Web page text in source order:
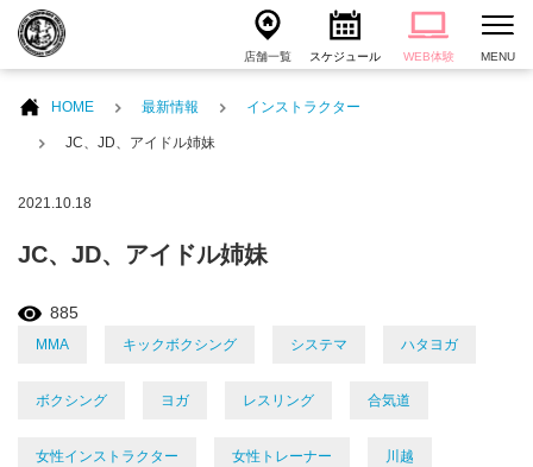
店舗一覧 スケジュール WEB体験 MENU
HOME 最新情報 インストラクター
JC、JD、アイドル姉妹
2021.10.18
JC、JD、アイドル姉妹
885
MMA キックボクシング システマ ハタヨガ
ボクシング ヨガ レスリング 合気道
女性インストラクター 女性トレーナー 川越